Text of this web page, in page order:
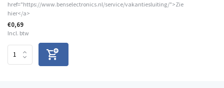
href="https://www.benselectronics.nl/service/vakantiesluiting/">Zie
hier</a>
€0,69
Incl. btw